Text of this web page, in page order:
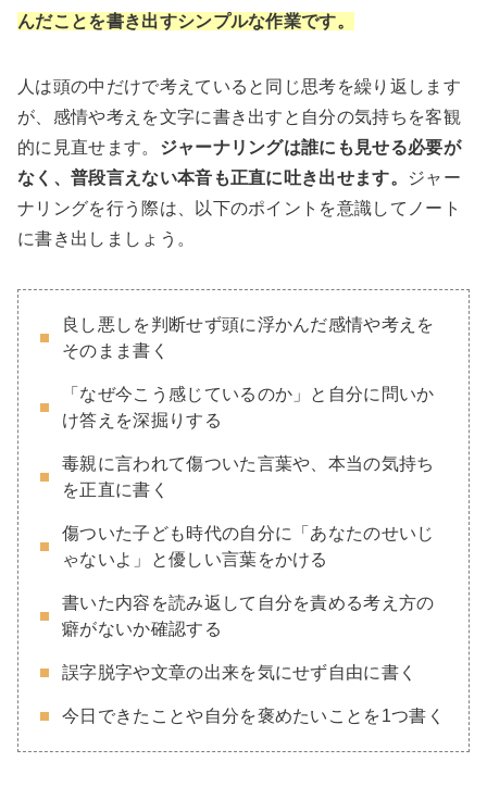
んだことを書き出すシンプルな作業です。
人は頭の中だけで考えていると同じ思考を繰り返します
が、感情や考えを文字に書き出すと自分の気持ちを客観
的に見直せます。 ジャーナリングは誰にも見せる必要が
なく、普段言えない本音も正直に吐き出せます。
ジャー
ナリングを行う際は、以下のポイントを意識してノート
に書き出しましょう。
良し悪しを判断せず頭に浮かんだ感情や考えを
そのまま書く
「なぜ今こう感じているのか」と自分に問いか
け答えを深掘りする
毒親に言われて傷ついた言葉や、本当の気持ち
を正直に書く
傷ついた子ども時代の自分に「あなたのせいじ
ゃないよ」と優しい言葉をかける
書いた内容を読み返して自分を責める考え方の
癖がないか確認する
誤字脱字や文章の出来を気にせず自由に書く
今日できたことや自分を褒めたいことを1つ書く